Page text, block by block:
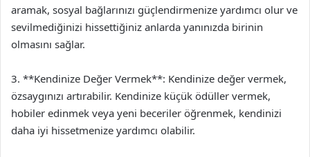
aramak, sosyal bağlarınızı güçlendirmenize yardımcı olur ve
sevilmediğinizi hissettiğiniz anlarda yanınızda birinin
olmasını sağlar.
3. **Kendinize Değer Vermek**: Kendinize değer vermek,
özsaygınızı artırabilir. Kendinize küçük ödüller vermek,
hobiler edinmek veya yeni beceriler öğrenmek, kendinizi
daha iyi hissetmenize yardımcı olabilir.